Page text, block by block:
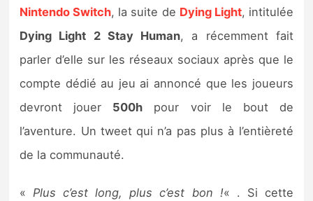
Tests d’accessoires
Autres tests
Previews
Précommandes
Nintendo Switch, la suite de Dying Light, intitulée
Dying Light 2 Stay Human, a récemment fait
parler d’elle sur les réseaux sociaux après que le
compte dédié au jeu ai annoncé que les joueurs
devront jouer 500h pour voir le bout de
l’aventure. Un tweet qui n’a pas plus à l’entièreté
de la communauté.
« Plus c’est long, plus c’est bon !« . Si cette